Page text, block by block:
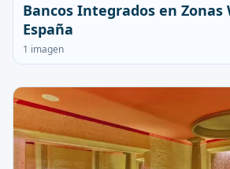
Bancos Integrados en Zonas
España
1 imagen